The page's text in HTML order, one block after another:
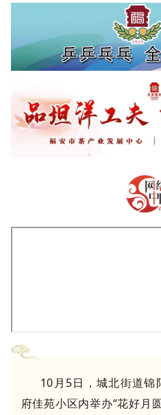
10月 5日，城北街道锦
府佳苑小区内举办“花好月